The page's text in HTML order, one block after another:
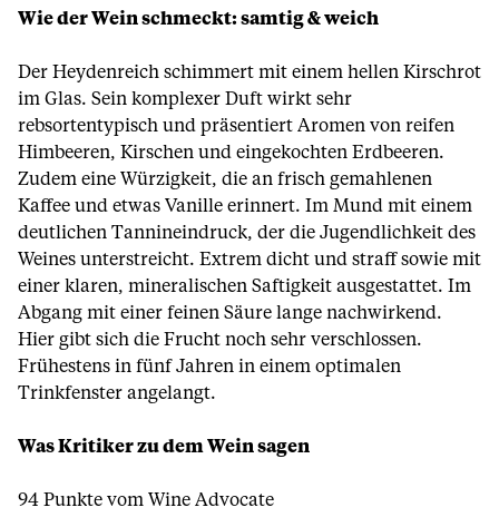
Wie der Wein schmeckt: samtig & weich
Der Heydenreich schimmert mit einem hellen Kirschrot
im Glas. Sein komplexer Duft wirkt sehr
rebsortentypisch und präsentiert Aromen von reifen
Himbeeren, Kirschen und eingekochten Erdbeeren.
Zudem eine Würzigkeit, die an frisch gemahlenen
Kaffee und etwas Vanille erinnert. Im Mund mit einem
deutlichen Tannineindruck, der die Jugendlichkeit des
Weines unterstreicht. Extrem dicht und straff sowie mit
einer klaren, mineralischen Saftigkeit ausgestattet. Im
Abgang mit einer feinen Säure lange nachwirkend.
Hier gibt sich die Frucht noch sehr verschlossen.
Frühestens in fünf Jahren in einem optimalen
Trinkfenster angelangt.
Was Kritiker zu dem Wein sagen
94 Punkte vom Wine Advocate